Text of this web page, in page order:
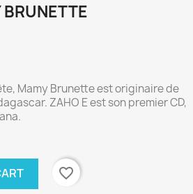
Mamy Brunette est originaire de
ZAHO E est son premier CD,
favorite_border